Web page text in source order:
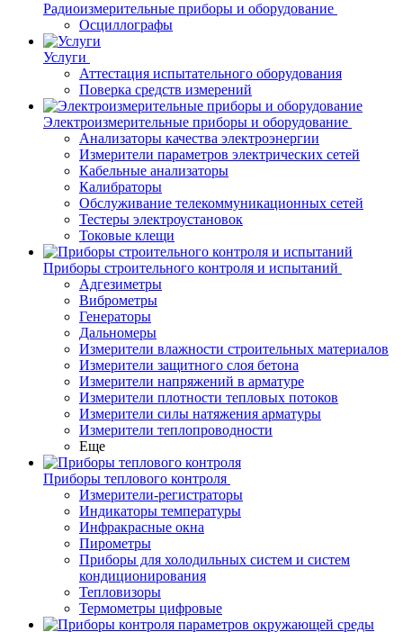
Радиоизмерительные приборы и оборудование
Осциллографы
Услуги
Аттестация испытательного оборудования
Поверка средств измерений
Электроизмерительные приборы и оборудование
Анализаторы качества электроэнергии
Измерители параметров электрических сетей
Кабельные анализаторы
Калибраторы
Обслуживание телекоммуникационных сетей
Тестеры электроустановок
Токовые клещи
Приборы строительного контроля и испытаний
Адгезиметры
Виброметры
Генераторы
Дальномеры
Измерители влажности строительных материалов
Измерители защитного слоя бетона
Измерители напряжений в арматуре
Измерители плотности тепловых потоков
Измерители силы натяжения арматуры
Измерители теплопроводности
Еще
Приборы теплового контроля
Измерители-регистраторы
Индикаторы температуры
Инфракрасные окна
Пирометры
Приборы для холодильных систем и систем
кондиционирования
Тепловизоры
Термометры цифровые